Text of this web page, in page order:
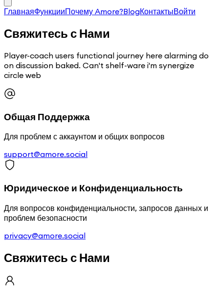
ГлавнаяФункцииПочему Amore?BlogКонтактыВойти
Свяжитесь с Нами
Player-coach users functional journey here alarming do
on discussion baked. Can't shelf-ware i'm synergize
circle web
Общая Поддержка
Для проблем с аккаунтом и общих вопросов
support@amore.social
Юридическое и Конфиденциальность
Для вопросов конфиденциальности, запросов данных и
проблем безопасности
privacy@amore.social
Свяжитесь с Нами